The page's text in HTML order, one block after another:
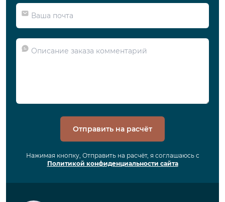
Отправить на расчёт
Нажимая кнопку, Отправить на расчёт, я соглашаюсь с
Политикой конфиденциальности сайта